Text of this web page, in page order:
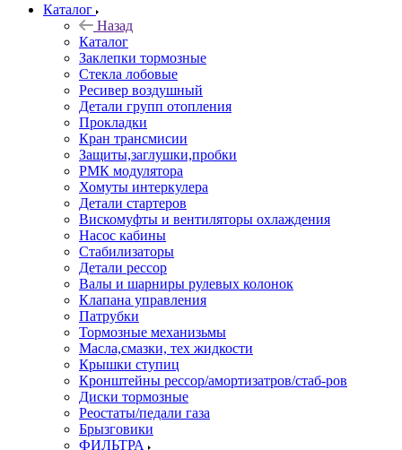
Каталог
Назад
Каталог
Заклепки тормозные
Стекла лобовые
Ресивер воздушный
Детали групп отопления
Прокладки
Кран трансмисии
Защиты,заглушки,пробки
РМК модулятора
Хомуты интеркулера
Детали стартеров
Вискомуфты и вентиляторы охлаждения
Насос кабины
Стабилизаторы
Детали рессор
Валы и шарниры рулевых колонок
Клапана управления
Патрубки
Тормозные механизьмы
Масла,смазки, тех жидкости
Крышки ступиц
Кронштейны рессор/амортизатров/стаб-ров
Диски тормозные
Реостаты/педали газа
Брызговики
ФИЛЬТРА